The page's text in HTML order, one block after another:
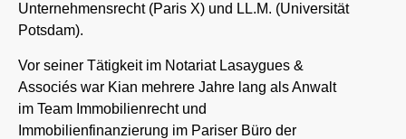
Unternehmensrecht (Paris X) und LL.M. (Universität
Potsdam).
Vor seiner Tätigkeit im Notariat Lasaygues &
Associés war Kian mehrere Jahre lang als Anwalt
im Team Immobilienrecht und
Immobilienfinanzierung im Pariser Büro der